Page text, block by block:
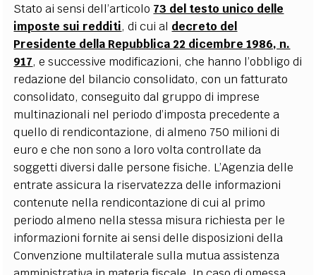
Stato ai sensi dell’articolo 73 del testo unico delle
imposte sui redditi, di cui al decreto del
Presidente della Repubblica 22 dicembre 1986, n.
917, e successive modificazioni, che hanno l’obbligo di
redazione del bilancio consolidato, con un fatturato
consolidato, conseguito dal gruppo di imprese
multinazionali nel periodo d’imposta precedente a
quello di rendicontazione, di almeno 750 milioni di
euro e che non sono a loro volta controllate da
soggetti diversi dalle persone fisiche. L’Agenzia delle
entrate assicura la riservatezza delle informazioni
contenute nella rendicontazione di cui al primo
periodo almeno nella stessa misura richiesta per le
informazioni fornite ai sensi delle disposizioni della
Convenzione multilaterale sulla mutua assistenza